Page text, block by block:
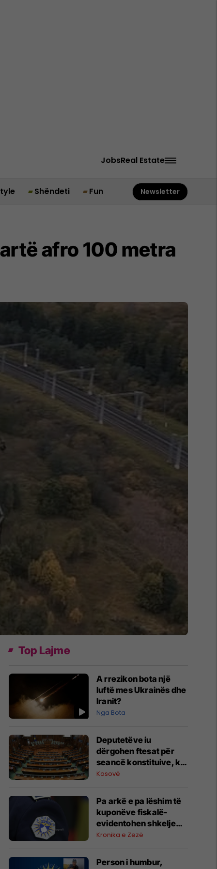
JobsReal Estate
Shëndeti Fun Newsletter
afro 100 metra
Top Lajme
A rrezikon bota një
luftë mes Ukrainës dhe
Iranit?
Nga Bota
​Deputetëve iu
dërgohen ftesat për
seancë konstituive, ky
është rendi i ditës
Kosovë
Pa arkë e pa lëshim të
kuponëve fiskalë-
evidentohen shkelje
nga inspektimet e
Podujevë, Lipjan,
Kronika e Zezë
Person i humbur,